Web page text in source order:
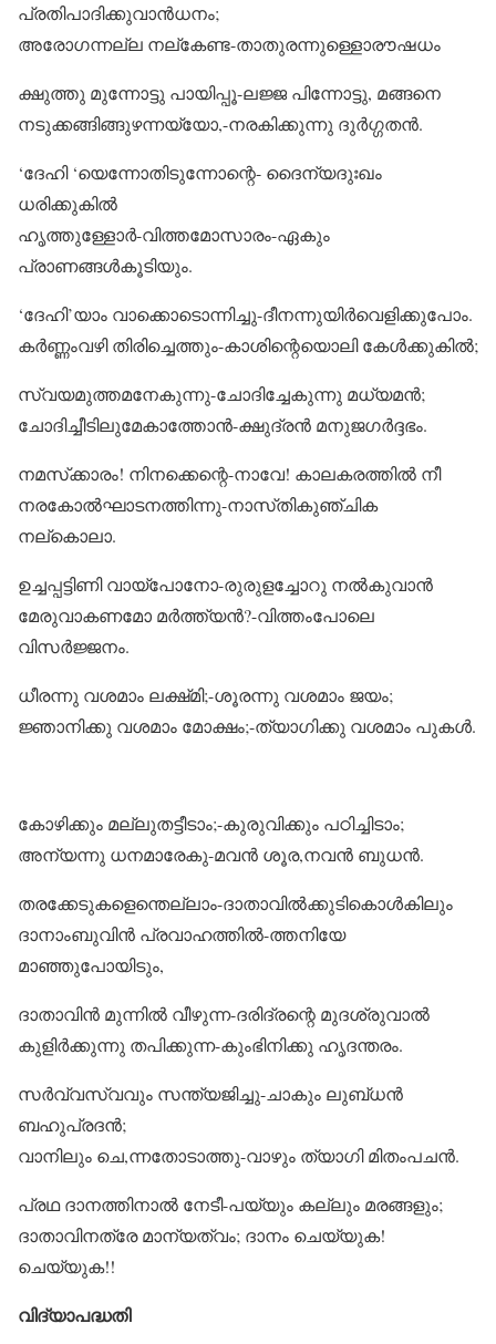
പ്രതിപാദിക്കുവാൻധനം;
അരോഗന്നല്ല നല്‌കേണ്ട-താതുരന്നുള്ളൊരൗഷധം
ക്ഷുത്തു മുന്നോട്ടു പായിപ്പൂ-ലജ്ജ പിന്നോട്ടു, മങ്ങനെ
നടുക്കങ്ങിങ്ങുഴന്നയ്യോ,-നരകിക്കുന്നു ദുർഗ്ഗതൻ.
‘ദേഹി ‘യെന്നോതിടുന്നോന്റെ- ദൈന്യദുഃഖം
ധരിക്കുകിൽ
ഹൃത്തുള്ളോർ-വിത്തമോസാരം-ഏകും
പ്രാണങ്ങൾകൂടിയും.
‘ദേഹി’യാം വാക്കൊടൊന്നിച്ചു-ദീനന്നുയിർവെളിക്കുപോം.
കർണ്ണംവഴി തിരിച്ചെത്തും-കാശിന്റെയൊലി കേൾക്കുകിൽ;
സ്വയമുത്തമനേകുന്നു-ചോദിച്ചേകുന്നു മധ്യമൻ;
ചോദിച്ചീടിലുമേകാത്തോൻ-ക്ഷുദ്രൻ മനുജഗർദ്ദഭം.
നമസ്‌ക്കാരം! നിനക്കെന്റെ-നാവേ! കാലകരത്തിൽ നീ
നരകോൽഘാടനത്തിന്നു-നാസ്‌തികുഞ്ചിക
നല്‌കൊലാ.
ഉച്ചപ്പട്ടിണി വായ്‌പോനോ-രുരുളച്ചോറു നൽകുവാൻ
മേരുവാകണമോ മർത്ത്യൻ?-വിത്തംപോലെ
വിസർജ്ജനം.
ധീരന്നു വശമാം ലക്ഷ്‌മി;-ശൂരന്നു വശമാം ജയം;
ജ്ഞാനിക്കു വശമാം മോക്ഷം;-ത്യാഗിക്കു വശമാം പുകൾ.
കോഴിക്കും മല്ലുതട്ടീടാം;-കുരുവിക്കും പഠിച്ചിടാം;
അന്യന്നു ധനമാരേകു-മവൻ ശൂര,നവൻ ബുധൻ.
തരക്കേടുകളെന്തെല്ലാം-ദാതാവിൽക്കുടികൊൾകിലും
ദാനാംബുവിൻ പ്രവാഹത്തിൽ-ത്തനിയേ
മാഞ്ഞുപോയിടും,
ദാതാവിൻ മുന്നിൽ വീഴുന്ന-ദരിദ്രന്റെ മുദശ്രുവാൽ
കുളിർക്കുന്നു തപിക്കുന്ന-കുംഭിനിക്കു ഹൃദന്തരം.
സർവ്വസ്വവും സന്ത്യജിച്ചു-ചാകും ലുബ്‌ധൻ
ബഹുപ്രദൻ;
വാനിലും ചെ,ന്നതോടാത്തു-വാഴും ത്യാഗി മിതംപചൻ.
പ്രഥ ദാനത്തിനാൽ നേടീ-പയ്യും കല്ലും മരങ്ങളും;
ദാതാവിനത്രേ മാന്യത്വം; ദാനം ചെയ്യുക!
ചെയ്യുക!!
വിദ്യാപദ്ധതി